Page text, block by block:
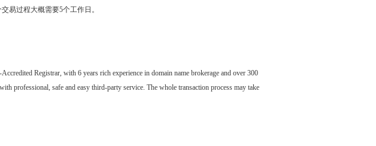
易过程大概需要5个工作日。
Registrar, with 6 years rich experience in domain name brokerage and over 300
professional, safe and easy third-party service. The whole transaction process may take